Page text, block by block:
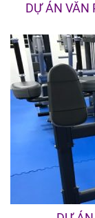
DỰ ÁN VĂN